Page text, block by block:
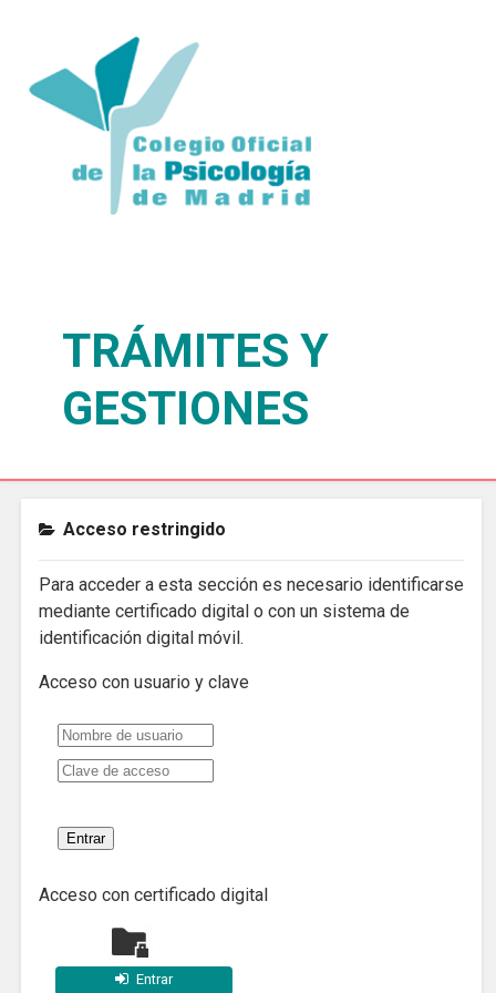
TRÁMITES Y
GESTIONES
Acceso restringido
Para acceder a esta sección es necesario identificarse
mediante certificado digital o con un sistema de
identificación digital móvil.
Acceso con usuario y clave
Acceso con certificado digital
Entrar